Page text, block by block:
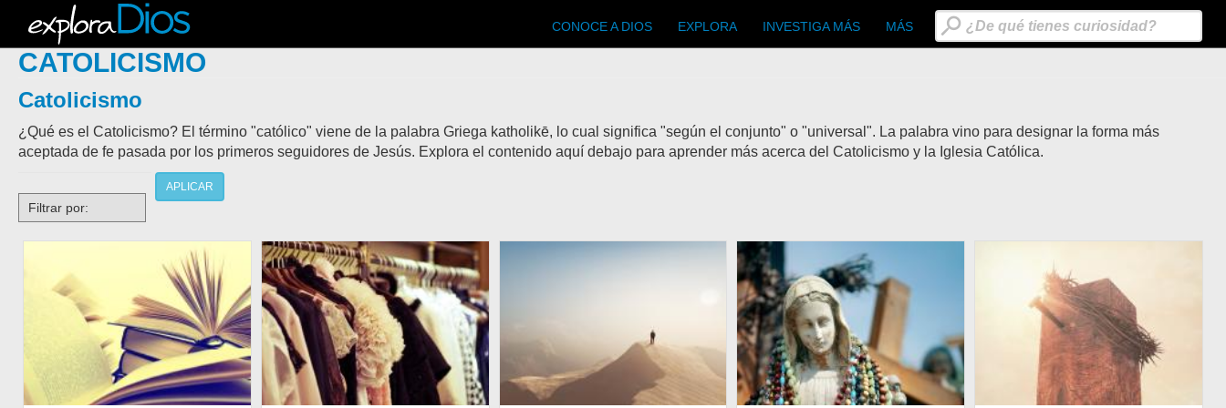
navigation
CONOCE A DIOS EXPLORA INVESTIGA MÁS MÁS
CATOLICISMO
Catolicismo
¿Qué es el Catolicismo? El término "católico" viene de la palabra Griega katholikē, lo cual significa "según el conjunto" o "universal". La palabra vino para designar la forma más
aceptada de fe pasada por los primeros seguidores de Jesús. Explora el contenido aquí debajo para aprender más acerca del Catolicismo y la Iglesia Católica.
Filtrar por:
APLICAR